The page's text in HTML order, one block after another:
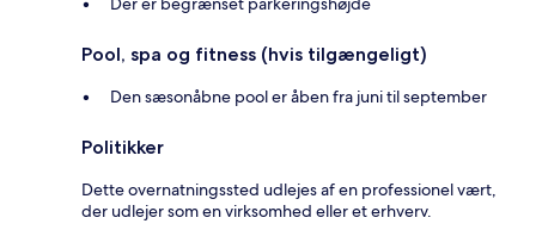
Pool, spa og fitness (hvis tilgængeligt)
Den sæsonåbne pool er åben fra juni til september
Politikker
Dette overnatningssted udlejes af en professionel vært,
der udlejer som en virksomhed eller et erhverv.